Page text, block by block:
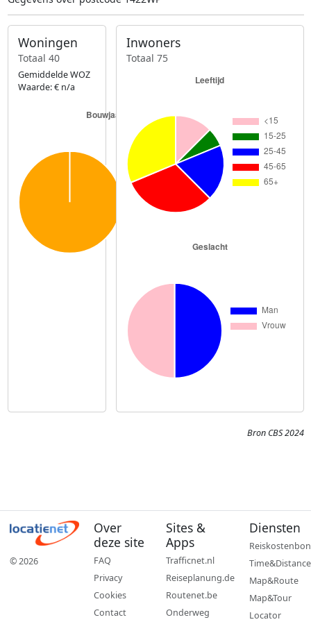
Woningen
Totaal 40
Gemiddelde WOZ
Waarde: € n/a
Inwoners
Totaal 75
Bron CBS 2024
© 2026
Over
deze site
FAQ
Privacy
Cookies
Contact
Sites &
Apps
Trafficnet.nl
Reiseplanung.de
Routenet.be
Onderweg
Diensten
Reiskostenbon
Time&Distance
Map&Route
Map&Tour
Locator